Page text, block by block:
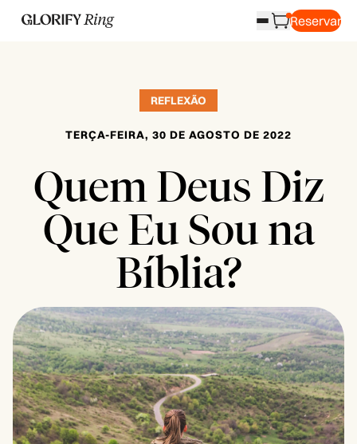
Reservar
REFLEXÃO
TERÇA-FEIRA, 30 DE AGOSTO DE 2022
Quem Deus Diz
Que Eu Sou na
Bíblia?